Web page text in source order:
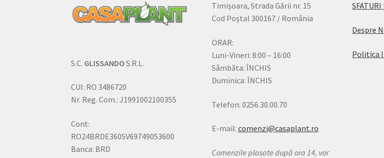
S.C. GLISSANDO S.R.L.
CUI: RO 3486720
Nr. Reg. Com.: J1991002100355
Cont:
RO24BRDE360SV69749053600
Banca: BRD
Timișoara, Strada Gării nr. 15
Cod Poștal 300167 / România
ORAR:
Luni-Vineri: 8:00 – 16:00
Sâmbăta: ÎNCHIS
Duminica: ÎNCHIS
Telefon: 0256.30.00.70
E-mail: comenzi@casaplant.ro
Comenzile plasate după ora 14, vor
Despre
Politica